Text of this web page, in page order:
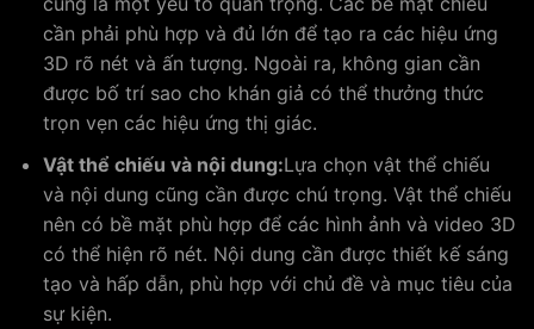
cần phải phù hợp và đủ lớn để tạo ra các hiệu ứng
3D rõ nét và ấn tượng. Ngoài ra, không gian cần
được bố trí sao cho khán giả có thể thưởng thức
trọn vẹn các hiệu ứng thị giác.
Vật thể chiếu và nội dung:Lựa chọn vật thể chiếu
và nội dung cũng cần được chú trọng. Vật thể chiếu
nên có bề mặt phù hợp để các hình ảnh và video 3D
có thể hiện rõ nét. Nội dung cần được thiết kế sáng
tạo và hấp dẫn, phù hợp với chủ đề và mục tiêu của
sự kiện.